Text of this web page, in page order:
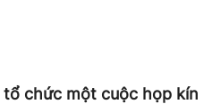
tổ chức một cuộc họp kín